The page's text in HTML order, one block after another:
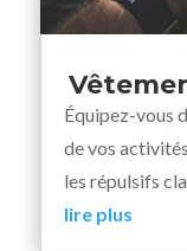
Équipez-vous
de vos
les répulsifs
lire plus